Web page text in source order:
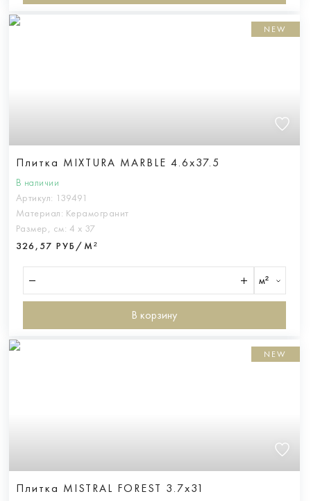
NEW
Плитка MIXTURA MARBLE 4.6x37.5
В наличии
Артикул: 139491
Материал: Керамогранит
Размер, см: 4 х 37
326,57 РУБ/М²
м²
В корзину
NEW
Плитка MISTRAL FOREST 3.7x31